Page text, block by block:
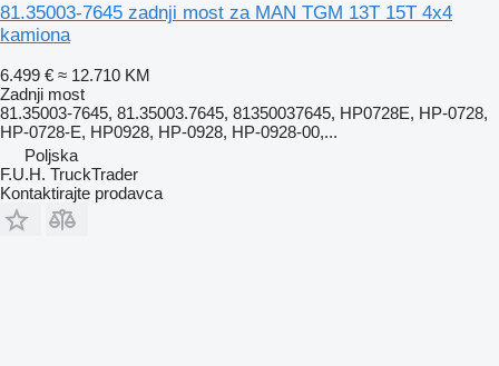
81.35003-7645 zadnji most za MAN TGM 13T 15T 4x4
kamiona
6.499 € ≈ 12.710 KM
Zadnji most
81.35003-7645, 81.35003.7645, 81350037645, HP0728E, HP-0728,
HP-0728-E, HP0928, HP-0928, HP-0928-00,...
Poljska
F.U.H. TruckTrader
Kontaktirajte prodavca